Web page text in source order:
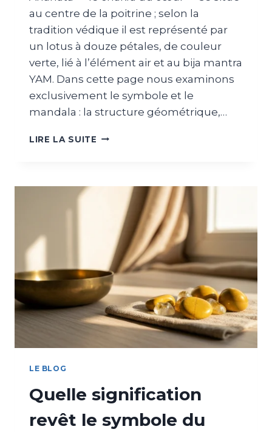
au centre de la poitrine ; selon la
tradition védique il est représenté par
un lotus à douze pétales, de couleur
verte, lié à l’élément air et au bija mantra
YAM. Dans cette page nous examinons
exclusivement le symbole et le
mandala : la structure géométrique,…
LIRE LA SUITE
LE BLOG
Quelle signification
revêt le symbole du